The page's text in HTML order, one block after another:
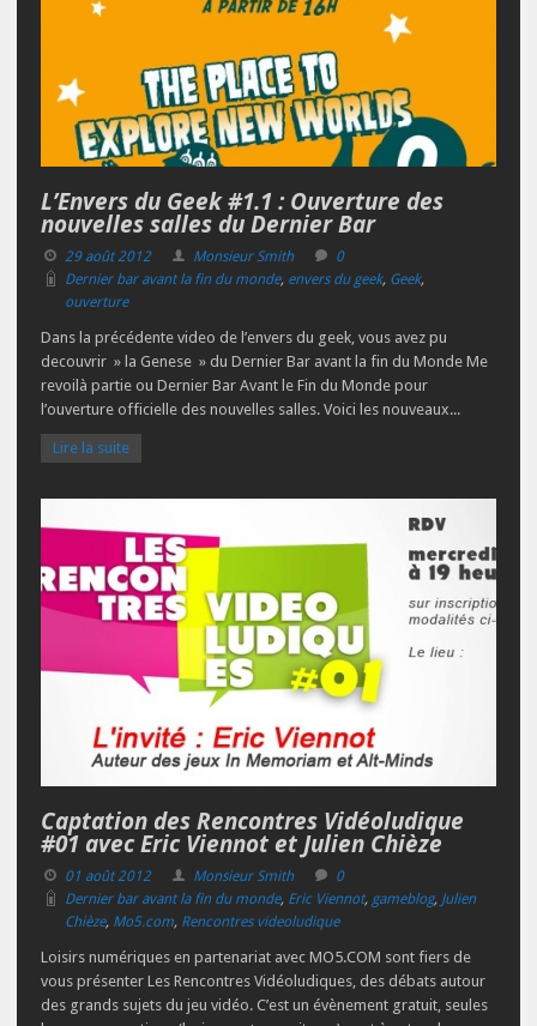
L’Envers du Geek #1.1 : Ouverture des
nouvelles salles du Dernier Bar
29 août 2012 Monsieur Smith
0
Dernier bar avant la fin du monde, envers du geek, Geek,
ouverture
Dans la précédente video de l’envers du geek, vous avez pu
decouvrir » la Genese » du Dernier Bar avant la fin du Monde Me
revoilà partie ou Dernier Bar Avant le Fin du Monde pour
l’ouverture officielle des nouvelles salles. Voici les nouveaux...
Lire la suite
Captation des Rencontres Vidéoludique
#01 avec Eric Viennot et Julien Chièze
01 août 2012 Monsieur Smith
0
Dernier bar avant la fin du monde, Eric Viennot, gameblog, Julien
Chièze, Mo5.com, Rencontres videoludique
Loisirs numériques en partenariat avec MO5.COM sont fiers de
vous présenter Les Rencontres Vidéoludiques, des débats autour
des grands sujets du jeu vidéo. C’est un évènement gratuit, seules